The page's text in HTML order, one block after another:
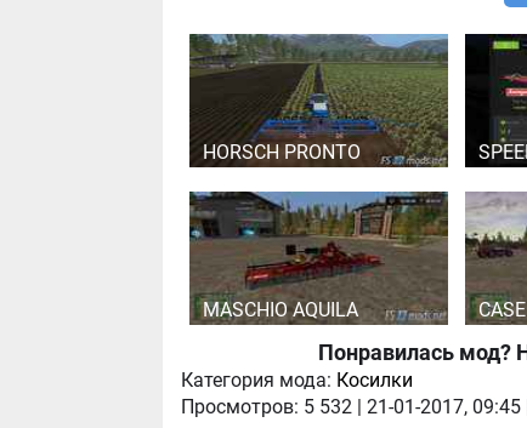
HORSCH PRONTO
MASCHIO AQUILA
Понравилась мод?
Категория мода: Косилки
Просмотров: 5 532 |21-01-2017, 09:45